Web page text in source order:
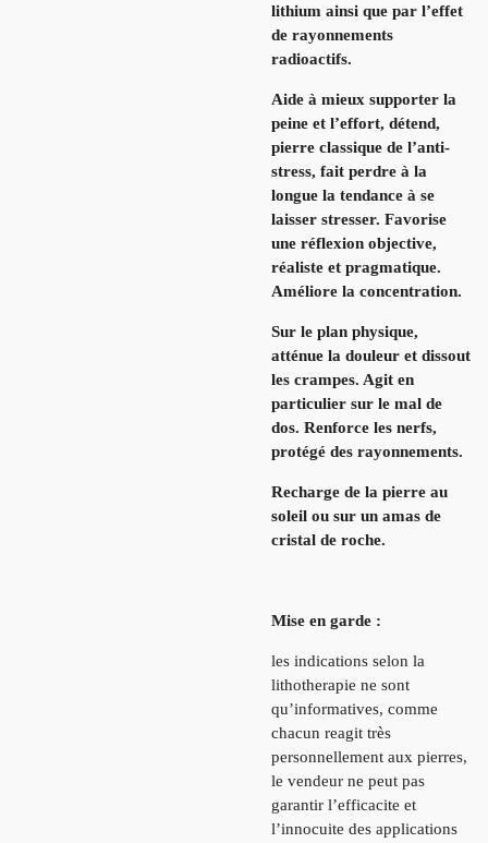
lithium ainsi que par l’effet
de rayonnements
radioactifs.
Aide à mieux supporter la
peine et l’effort, détend,
pierre classique de l’anti-
stress, fait perdre à la
longue la tendance à se
laisser stresser. Favorise
une réflexion objective,
réaliste et pragmatique.
Améliore la concentration.
Sur le plan physique,
atténue la douleur et dissout
les crampes. Agit en
particulier sur le mal de
dos. Renforce les nerfs,
protégé des rayonnements.
Recharge de la pierre au
soleil ou sur un amas de
cristal de roche.
Mise en garde :
les indications selon la
lithotherapie ne sont
qu’informatives, comme
chacun reagit très
personnellement aux pierres,
le vendeur ne peut pas
garantir l’efficacite et
l’innocuite des applications